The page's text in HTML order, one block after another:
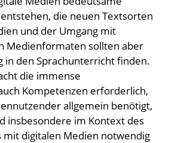
die neuen Textsorten
und der Umgang mit
Medienformaten sollten aber
in den Sprachunterricht finden.
die immense
Kompetenzen erforderlich,
allgemein benötigt,
insbesondere im Kontext des
mit digitalen Medien notwendig